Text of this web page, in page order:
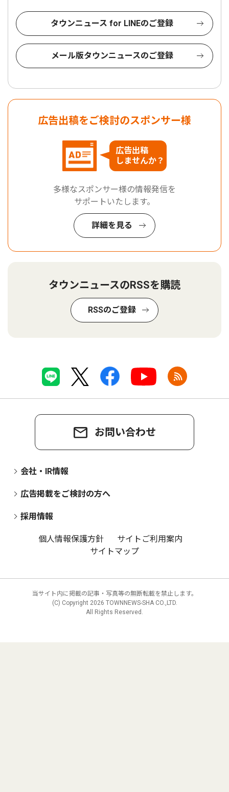
タウンニュース for LINEのご登録
メール版タウンニュースのご登録
広告出稿をご検討のスポンサー様
広告出稿
しませんか？
多様なスポンサー様の情報発信を
サポートいたします。
詳細を見る
タウンニュースのRSSを購読
RSSのご登録
お問い合わせ
会社・IR情報
広告掲載をご検討の方へ
採用情報
個人情報保護方針
サイトご利用案内
サイトマップ
当サイト内に掲載の記事・写真等の無断転載を禁止します。
(C) Copyright 2026 TOWNNEWS-SHA CO.,LTD.
All Rights Reserved.